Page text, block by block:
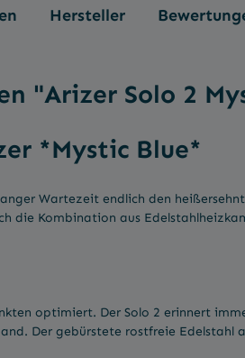
Hersteller
"Arizer Solo 2
*Mystic Blue*
Wartezeit endlich den
die Kombination aus
optimiert. Der Solo 2 erinnert
Der gebürstete rostfreie